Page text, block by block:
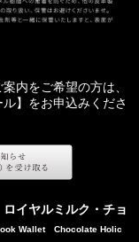
内をご希望の方は、
】をお申込みくださ
イヤルミルク・チョ
Wallet Chocolate Holic